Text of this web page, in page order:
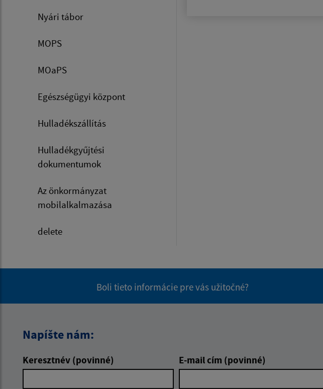
Nyári tábor
MOPS
MOaPS
Egészségügyi központ
Hulladékszállítás
Hulladékgyűjtési
dokumentumok
Az önkormányzat
mobilalkalmazása
delete
Boli tieto informácie pre vás užitočné?
Napíšte nám:
Keresztnév (povinné) E-mail cím (povinné)